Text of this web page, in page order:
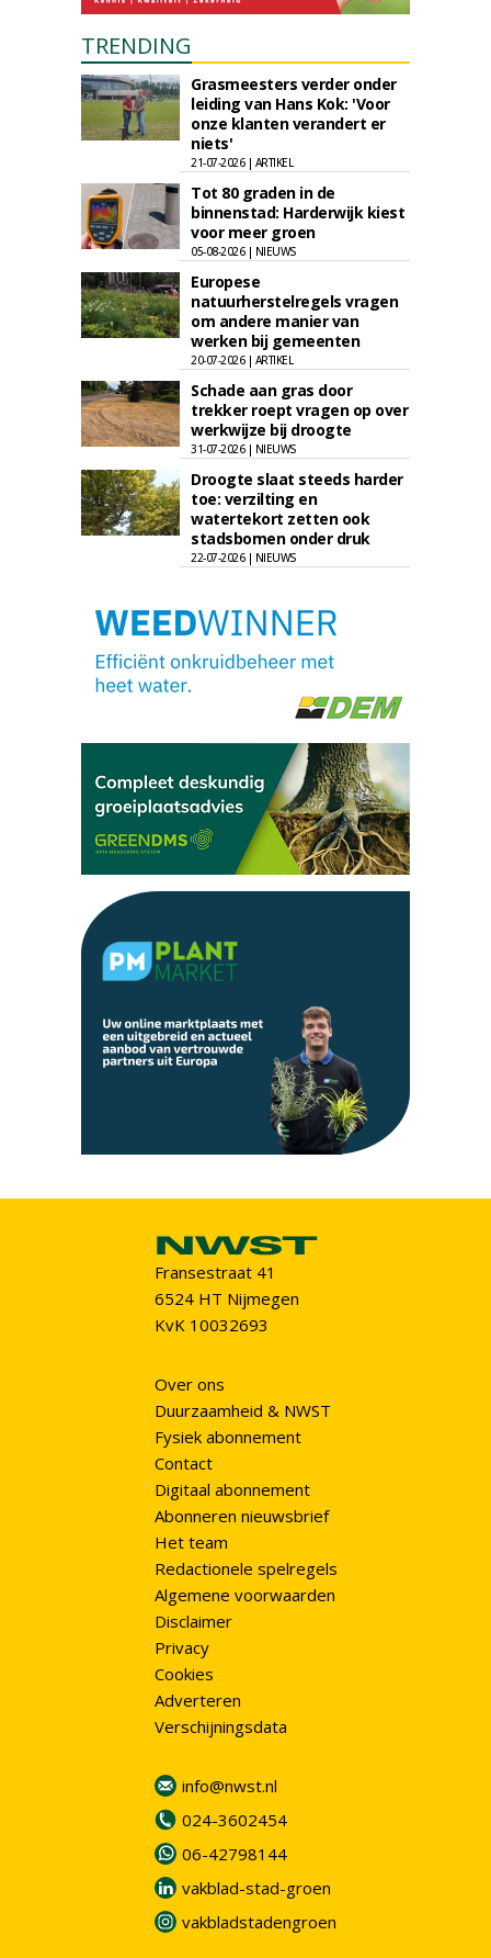
TRENDING
Grasmeesters verder onder
leiding van Hans Kok: 'Voor
onze klanten verandert er
niets'
21-07-2026 | ARTIKEL
Tot 80 graden in de
binnenstad: Harderwijk kiest
voor meer groen
05-08-2026 | NIEUWS
Europese
natuurherstelregels vragen
om andere manier van
werken bij gemeenten
20-07-2026 | ARTIKEL
Schade aan gras door
trekker roept vragen op over
werkwijze bij droogte
31-07-2026 | NIEUWS
Droogte slaat steeds harder
toe: verzilting en
watertekort zetten ook
stadsbomen onder druk
22-07-2026 | NIEUWS
Fransestraat 41
6524 HT Nijmegen
KvK 10032693
Over ons
Duurzaamheid & NWST
Fysiek abonnement
Contact
Digitaal abonnement
Abonneren nieuwsbrief
Het team
Redactionele spelregels
Algemene voorwaarden
Disclaimer
Privacy
Cookies
Adverteren
Verschijningsdata
info@nwst.nl
024-3602454
06-42798144
vakblad-stad-groen
vakbladstadengroen